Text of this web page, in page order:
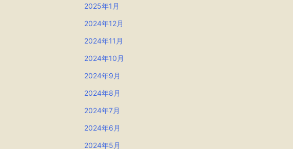
2025年1月
2024年12月
2024年11月
2024年10月
2024年9月
2024年8月
2024年7月
2024年6月
2024年5月